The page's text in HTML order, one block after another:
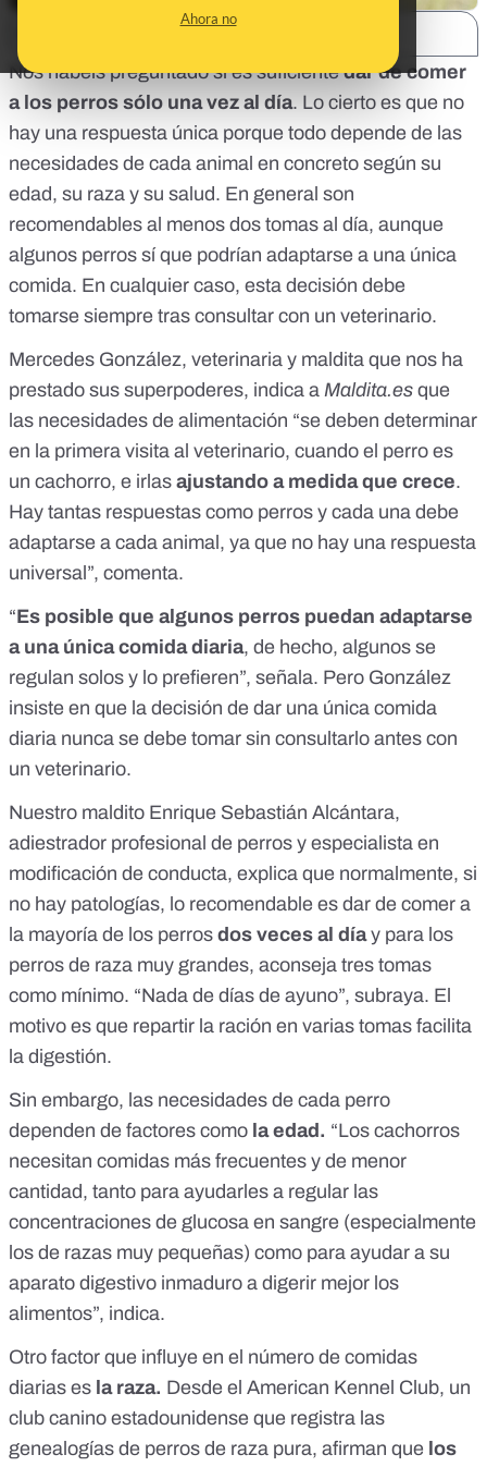
Ahora no
Nos habéis preguntado si es suficientedar de comer
a los perros sólo una vez al día. Lo cierto es que no
hay una respuesta única porque todo depende de las
necesidades de cada animal en concreto según su
edad, su raza y su salud. En general son
recomendables al menos dos tomas al día, aunque
algunos perros sí que podrían adaptarse a una única
comida. En cualquier caso, esta decisión debe
tomarse siempre tras consultar con un veterinario.
Mercedes González, veterinaria y maldita que nos ha
prestado sus superpoderes, indica a Maldita.es que
las necesidades de alimentación “se deben determinar
en la primera visita al veterinario, cuando el perro es
un cachorro, e irlas ajustando a medida que crece.
Hay tantas respuestas como perros y cada una debe
adaptarse a cada animal, ya que no hay una respuesta
universal”, comenta.
“Es posible que algunos perros puedan adaptarse
a una única comida diaria, de hecho, algunos se
regulan solos y lo prefieren”, señala. Pero González
insiste en que la decisión de dar una única comida
diaria nunca se debe tomar sin consultarlo antes con
un veterinario.
Nuestro maldito Enrique Sebastián Alcántara,
adiestrador profesional de perros y especialista en
modificación de conducta, explica que normalmente, si
no hay patologías, lo recomendable es dar de comer a
la mayoría de los perros dos veces al díay para los
perros de raza muy grandes, aconseja tres tomas
como mínimo. “Nada de días de ayuno”, subraya. El
motivo es que repartir la ración en varias tomas facilita
la digestión.
Sin embargo, las necesidades de cada perro
dependen de factores como la edad. “Los cachorros
necesitan comidas más frecuentes y de menor
cantidad, tanto para ayudarles a regular las
concentraciones de glucosa en sangre (especialmente
los de razas muy pequeñas) como para ayudar a su
aparato digestivo inmaduro a digerir mejor los
alimentos”, indica.
Otro factor que influye en el número de comidas
diarias es la raza. Desde el American Kennel Club, un
club canino estadounidense que registra las
genealogías de perros de raza pura, afirman que los